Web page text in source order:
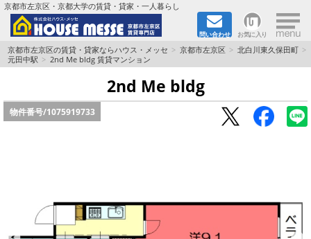
京都市左京区・京都大学の賃貸・貸家・一人暮らし
問い合わせ お気に入り ×
TOPページ
地域から検索
家族で住むならマンション？賃家？
京都市左京区の賃貸・貸家ならハウス・メッセ 京都市左京区
北白川東久保田町
元田中駅
2nd Me bldg 賃貸マンション
2nd Me bldg
物件番号/1075919733